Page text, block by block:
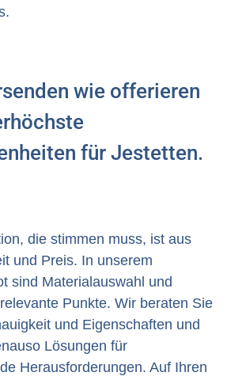
wie offerieren
für Jestetten.
die stimmen muss, ist aus
und Preis. In unserem
sind Materialauswahl und
Punkte. Wir beraten Sie
und Eigenschaften und
Lösungen für
Herausforderungen. Auf Ihren